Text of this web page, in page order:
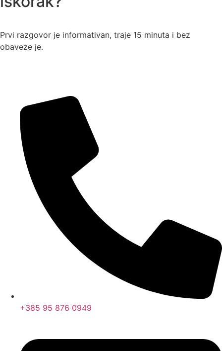
Prvi razgovor je informativan, traje 15 minuta i bez
obaveze je.
+385 95 876 0949